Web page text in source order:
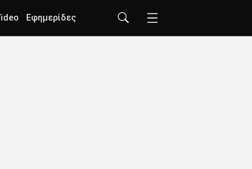
Εφημερίδες